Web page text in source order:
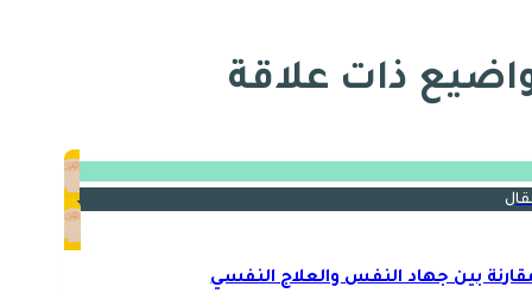
ذات علاقة
بين جهاد النفس والعلاج النفسي